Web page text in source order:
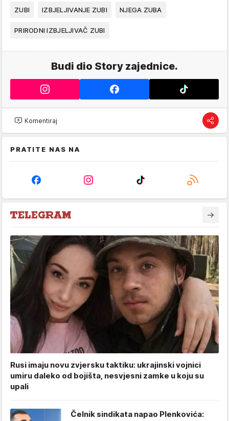
ZUBI IZBJELJIVANJE ZUBI NJEGA ZUBA
PRIRODNI IZBJELJIVAČ ZUBI
Budi dio Story zajednice.
Komentiraj
PRATITE NAS NA
Rusi imaju novu zvjersku taktiku: ukrajinski vojnici
umiru daleko od bojišta, nesvjesni zamke u koju su
upali
Čelnik sindikata napao Plenkovića: